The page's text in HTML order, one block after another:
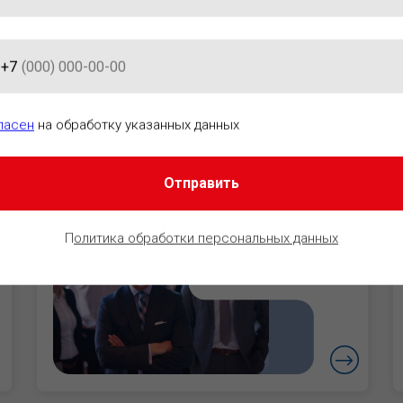
ПРАВОВОГО
Руководители
Уверенность в
безопасности
+7
на обработку указанных данных
Отправить
Политика обработки персональных данных